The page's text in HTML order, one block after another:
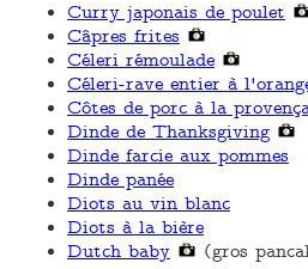
Curry japonais de poulet
Câpres frites
Céleri rémoulade
Céleri-rave entier à
Côtes de porc à la
Dinde de Thanksgiving
Dinde farcie aux pommes
Dinde panée
Diots au vin blanc
Diots à la bière
Dutch baby
(gros